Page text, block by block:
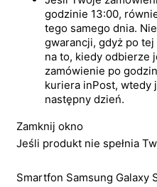
godzinie 13:00,
tego samego dnia.
gwarancji, gdyż po tej
na to, kiedy odbierze
zamówienie po
kuriera inPost, wtedy
następny dzień.
Zamknij okno
Jeśli produkt nie spełnia
Smartfon Samsung Galaxy